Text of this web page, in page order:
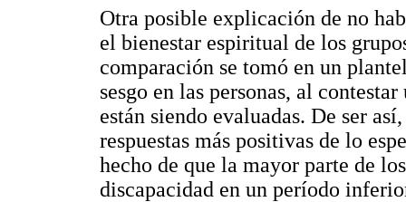
Otra posible explicación de no
el bienestar espiritual de los
comparación se tomó en un
sesgo en las personas, al
están siendo evaluadas. De ser
respuestas más positivas de lo
hecho de que la mayor parte de
discapacidad en un período